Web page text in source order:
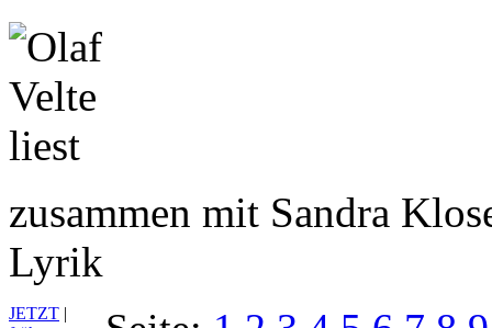
zusammen mit Sandra
Lyrik
JETZT |